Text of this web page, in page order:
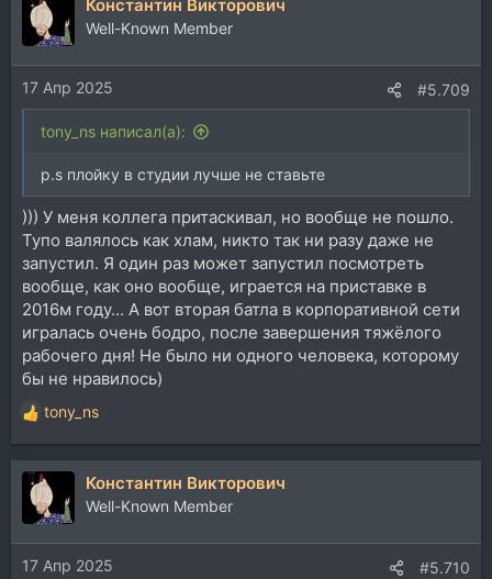
ц
и
и
:
Константин Викторович
Well-Known Member
17 Апр 2025 #5.709
tony_ns написал(а):
p.s плойку в студии лучше не ставьте
))) У меня коллега притаскивал, но вообще не пошло.
Тупо валялось как хлам, никто так ни разу даже не
запустил. Я один раз может запустил посмотреть
вообще, как оно вообще, играется на приставке в
2016м году... А вот вторая батла в корпоративной сети
игралась очень бодро, после завершения тяжёлого
рабочего дня! Не было ни одного человека, которому
бы не нравилось)
Р
е
а
ц
и
и
:
tony_ns
Константин Викторович
Well-Known Member
17 Апр 2025 #5.710